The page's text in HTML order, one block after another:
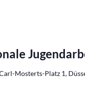
Mosterts-Platz 1,